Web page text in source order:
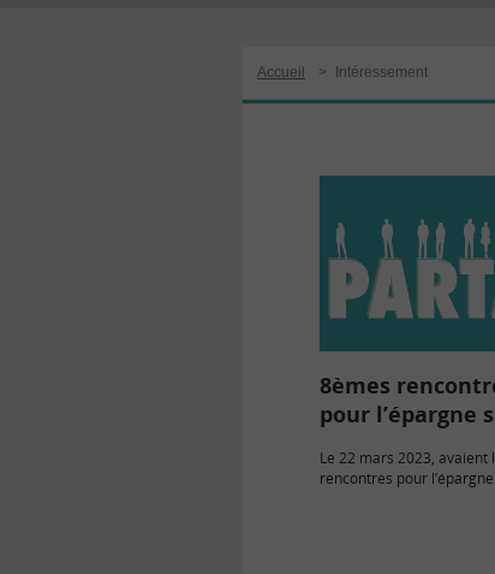
Accueil > Intéressement
8èmes
pour l’épargne
Le 22 mars 2023, avaient
rencontres pour